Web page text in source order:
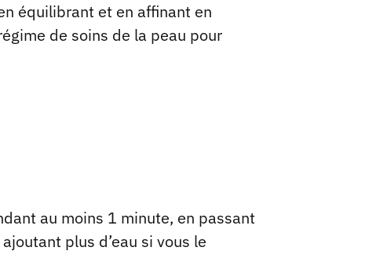
équilibrant et en affinant en
de soins de la peau pour
au moins 1 minute, en passant
plus d’eau si vous le